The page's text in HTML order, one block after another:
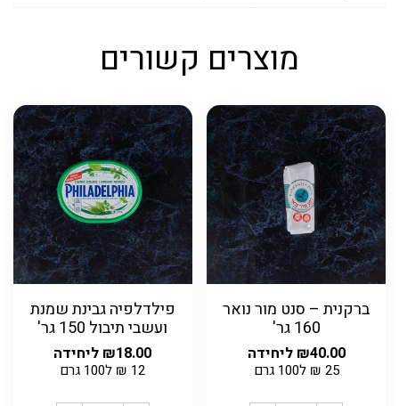
מוצרים קשורים
ברקנית – סנט מור נואר
160 גר'
₪40.00 ליחידה
25
₪ ל100 גרם
פילדלפיה גבינת שמנת
ועשבי תיבול 150 גר'
₪18.00 ליחידה
12
₪ ל100 גרם